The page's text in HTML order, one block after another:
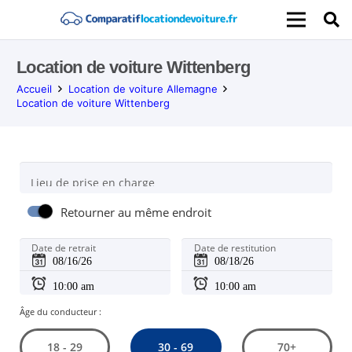
Location de voiture Wittenberg
Accueil
Location de voiture Allemagne
Location de voiture Wittenberg
Lieu de prise en charge
Retourner au même endroit
Date de retrait Date de restitution
Âge du conducteur :
18 - 29 30 - 69 70+